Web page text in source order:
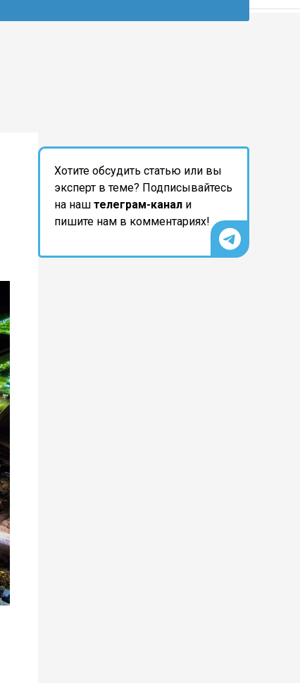
Хотите обсудить статью или вы
эксперт в теме? Подписывайтесь
на наш телеграм-канал и
пишите нам в комментариях!